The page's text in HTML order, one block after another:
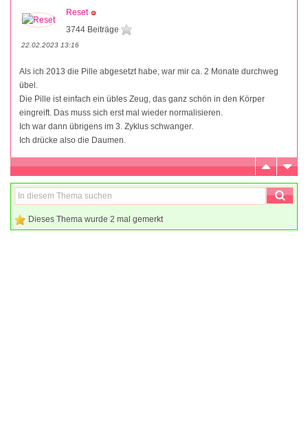
Reset
3744 Beiträge
22.02.2023 13:16
Als ich 2013 die Pille abgesetzt habe, war mir ca. 2 Monate durchweg
übel.
Die Pille ist einfach ein übles Zeug, das ganz schön in den Körper
eingreift. Das muss sich erst mal wieder normalisieren.
Ich war dann übrigens im 3. Zyklus schwanger.
Ich drücke also die Daumen.
Dieses Thema wurde 2 mal gemerkt